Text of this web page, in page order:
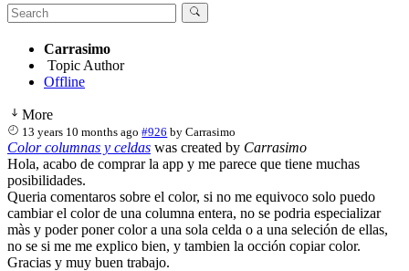
Carrasimo
Topic Author
Offline
More
13 years 10 months ago #926 byCarrasimo
Color columnas y celdas was created by Carrasimo
Hola, acabo de comprar la app y me parece que tiene muchas
posibilidades.
Queria comentaros sobre el color, si no me equivoco solo puedo
cambiar el color de una columna entera, no se podria especializar
màs y poder poner color a una sola celda o a una seleción de ellas,
no se si me me explico bien, y tambien la occión copiar color.
Gracias y muy buen trabajo.